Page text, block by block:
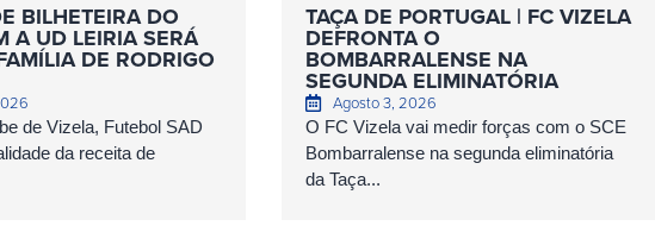
BILHETEIRA DO
A UD LEIRIA SERÁ
DE RODRIGO
de Vizela, Futebol SAD
da receita de
TAÇA DE PORTUGAL | FC VIZELA
DEFRONTA O
BOMBARRALENSE NA
SEGUNDA ELIMINATÓRIA
Agosto 3, 2026
O FC Vizela vai medir forças com o SCE
Bombarralense na segunda eliminatória
da Taça...